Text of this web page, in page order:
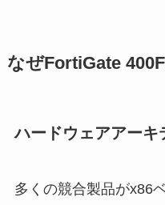
なぜFortiGate
ハードウェアアーキ
多くの競合製品がx86